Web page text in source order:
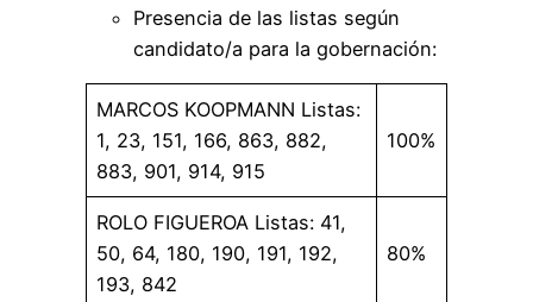
Presencia de las listas según
candidato/a para la gobernación:
MARCOS KOOPMANN Listas:
1, 23, 151, 166, 863, 882,
883, 901, 914, 915
100%
ROLO FIGUEROA Listas: 41,
50, 64, 180, 190, 191, 192,
193, 842
80%